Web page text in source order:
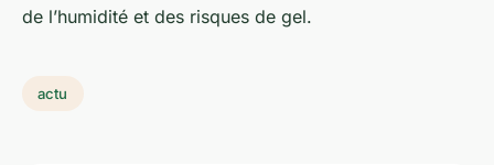
de l’humidité et des risques de gel.
actu